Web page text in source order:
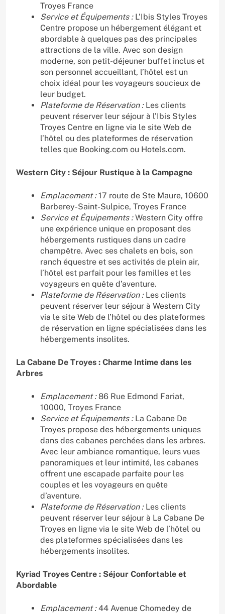
Troyes France
Service et Équipements :L’Ibis Styles Troyes
Centre propose un hébergement élégant et
abordable à quelques pas des principales
attractions de la ville. Avec son design
moderne, son petit-déjeuner buffet inclus et
son personnel accueillant, l’hôtel est un
choix idéal pour les voyageurs soucieux de
leur budget.
Plateforme de Réservation :Les clients
peuvent réserver leur séjour à l’Ibis Styles
Troyes Centre en ligne via le site Web de
l’hôtel ou des plateformes de réservation
telles que Booking.com ou Hotels.com.
Western City : Séjour Rustique à la Campagne
Emplacement :17 route de Ste Maure, 10600
Barberey-Saint-Sulpice, Troyes France
Service et Équipements :Western City offre
une expérience unique en proposant des
hébergements rustiques dans un cadre
champêtre. Avec ses chalets en bois, son
ranch équestre et ses activités de plein air,
l’hôtel est parfait pour les familles et les
voyageurs en quête d’aventure.
Plateforme de Réservation :Les clients
peuvent réserver leur séjour à Western City
via le site Web de l’hôtel ou des plateformes
de réservation en ligne spécialisées dans les
hébergements insolites.
La Cabane De Troyes : Charme Intime dans les
Arbres
Emplacement :86 Rue Edmond Fariat,
10000, Troyes France
Service et Équipements :La Cabane De
Troyes propose des hébergements uniques
dans des cabanes perchées dans les arbres.
Avec leur ambiance romantique, leurs vues
panoramiques et leur intimité, les cabanes
offrent une escapade parfaite pour les
couples et les voyageurs en quête
d’aventure.
Plateforme de Réservation :Les clients
peuvent réserver leur séjour à La Cabane De
Troyes en ligne via le site Web de l’hôtel ou
des plateformes spécialisées dans les
hébergements insolites.
Kyriad Troyes Centre : Séjour Confortable et
Abordable
Emplacement :44 Avenue Chomedey de